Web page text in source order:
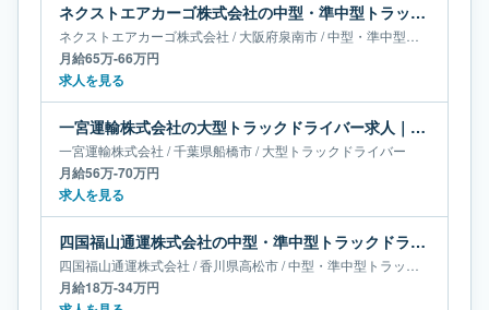
ネクストエアカーゴ株式会社の中型・準中型トラックドライバー求人｜大阪府泉南市｜月給65万-66万円
ネクストエアカーゴ株式会社 /大阪府泉南市/中型・準中型トラックドライバー
月給65万-66万円
求人を見る
一宮運輸株式会社の大型トラックドライバー求人｜千葉県船橋市｜月給56万-70万円
一宮運輸株式会社 /千葉県船橋市/大型トラックドライバー
月給56万-70万円
求人を見る
四国福山通運株式会社の中型・準中型トラックドライバー求人｜香川県高松市｜月給18万-34万円
四国福山通運株式会社 /香川県高松市/中型・準中型トラックドライバー
月給18万-34万円